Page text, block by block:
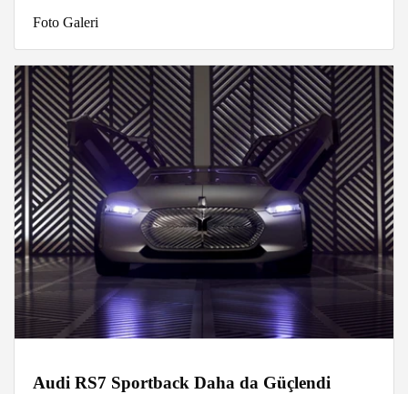
Foto Galeri
Audi RS7 Sportback Daha da Güçlendi